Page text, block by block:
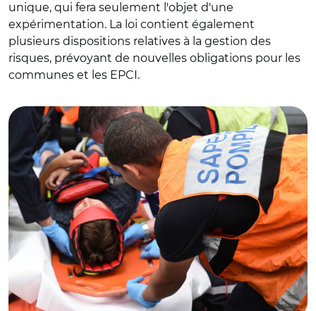
unique, qui fera seulement l'objet d'une
expérimentation. La loi contient également
plusieurs dispositions relatives à la gestion des
risques, prévoyant de nouvelles obligations pour les
communes et les EPCI.